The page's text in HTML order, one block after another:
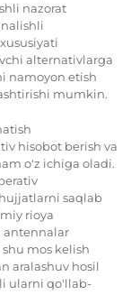
nazorat
alternativlarga
namoyon etish
mumkin.
hisobot berish va
o'z ichiga oladi.
saqlab
rioya
antennalar
mos kelish
aralashuv hosil
ularni qo'llab-